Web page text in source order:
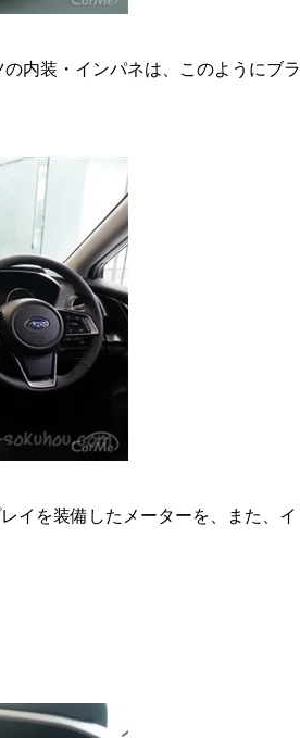
内装・インパネは、このようにブラ
イを装備したメーターを、また、イ